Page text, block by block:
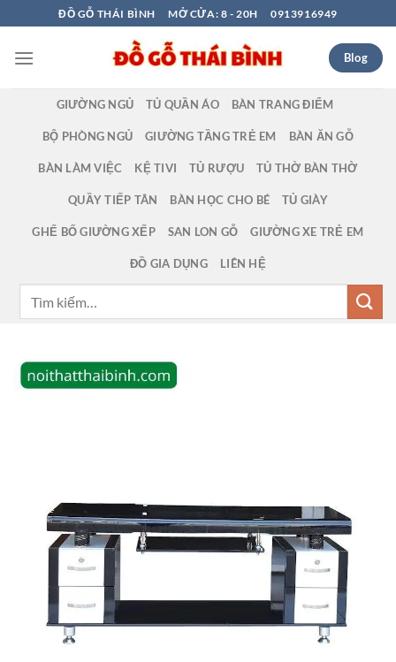
qua
nội
ĐỒ GỖ THÁI BÌNH MỞ CỬA: 8 - 20H 0913916949
Blog
GIƯỜNG NGỦ TỦ QUẦN ÁO BÀN TRANG ĐIỂM
BỘ PHÒNG NGỦ GIƯỜNG TẦNG TRẺ EM BÀN ĂN GỖ
BÀN LÀM VIỆC KỆ TIVI TỦ RƯỢU TỦ THỜ BÀN THỜ
QUẦY TIẾP TÂN BÀN HỌC CHO BÉ TỦ GIÀY
GHẾ BỐ GIƯỜNG XẾP SAN LON GỖ GIƯỜNG XE TRẺ EM
ĐỒ GIA DỤNG LIÊN HỆ